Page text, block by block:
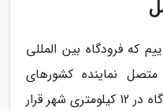
که فرودگاه بین المللی
نماینده کشورهای
اروپایی عمل می نماید. این فرودگاه در 12 کیلومتری شهر قرار